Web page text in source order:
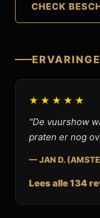
CHECK
★★★★★
"De vuurshow
praten er nog
— JAN D.
Lees alle 134